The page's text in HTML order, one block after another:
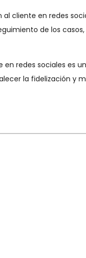
cliente en redes
de los
redes sociales es
la fidelización y